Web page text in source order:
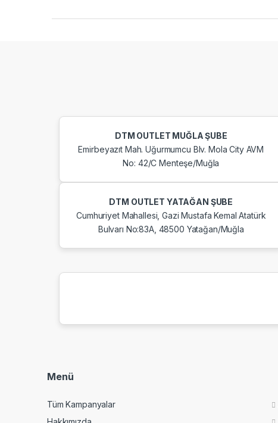
DTM OUTLET MUĞLA ŞUBE
Emirbeyazıt Mah. Uğurmumcu Blv. Mola City AVM
No: 42/C Menteşe/Muğla
DTM OUTLET YATAĞAN ŞUBE
Cumhuriyet Mahallesi, Gazi Mustafa Kemal Atatürk
Bulvarı No:83A, 48500 Yatağan/Muğla
Menü
Tüm Kampanyalar